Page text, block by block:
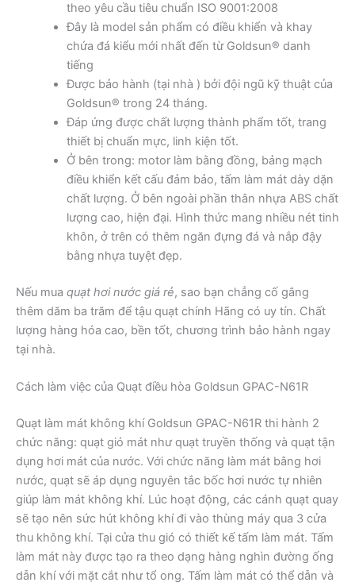
theo yêu cầu tiêu chuẩn ISO 9001:2008
Đây là model sản phẩm có điều khiển và khay
chứa đá kiểu mới nhất đến từ Goldsun® danh
tiếng
Được bảo hành (tại nhà ) bởi đội ngũ kỹ thuật của
Goldsun® trong 24 tháng.
Đáp ứng được chất lượng thành phẩm tốt, trang
thiết bị chuẩn mực, linh kiện tốt.
Ở bên trong: motor làm bằng đồng, bảng mạch
điều khiển kết cấu đảm bảo, tấm làm mát dày dặn
chất lượng. Ở bên ngoài phần thân nhựa ABS chất
lượng cao, hiện đại. Hình thức mang nhiều nét tinh
khôn, ở trên có thêm ngăn đựng đá và nắp đậy
bằng nhựa tuyệt đẹp.
Nếu mua quạt hơi nước giá rẻ, sao bạn chẳng cố gắng
thêm dăm ba trăm để tậu quạt chính Hãng có uy tín. Chất
lượng hàng hóa cao, bền tốt, chương trình bảo hành ngay
tại nhà.
Cách làm việc của Quạt điều hòa Goldsun GPAC-N61R
Quạt làm mát không khí Goldsun GPAC-N61R thi hành 2
chức năng: quạt gió mát như quạt truyền thống và quạt tận
dụng hơi mát của nước. Với chức năng làm mát bằng hơi
nước, quạt sẽ áp dụng nguyên tắc bốc hơi nước tự nhiên
giúp làm mát không khí. Lúc hoạt động, các cánh quạt quay
sẽ tạo nên sức hút không khí đi vào thùng máy qua 3 cửa
thu không khí. Tại cửa thu gió có thiết kế tấm làm mát. Tấm
làm mát này được tạo ra theo dạng hàng nghìn đường ống
dẫn khí với mặt cắt như tổ ong. Tấm làm mát có thể dẫn và